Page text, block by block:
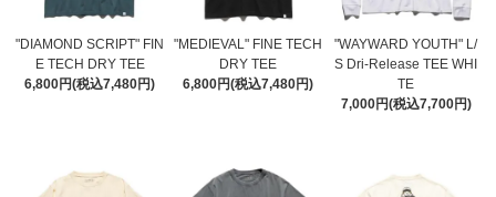
"DIAMOND SCRIPT" FIN
E TECH DRY TEE
6,800円(税込7,480円)
"MEDIEVAL" FINE TECH
DRY TEE
6,800円(税込7,480円)
"WAYWARD YOUTH" L/
S Dri-Release TEE WHI
TE
7,000円(税込7,700円)